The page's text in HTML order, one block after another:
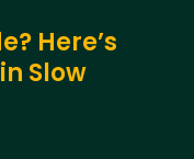
Here’s
Slow